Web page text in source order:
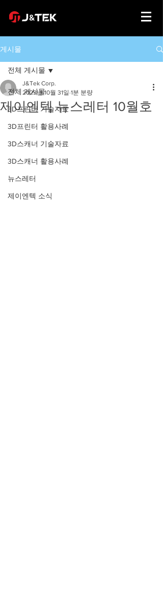
게시물
전체 게시물
3D프린터 기술자료
3D프린터 활용사례
3D스캐너 기술자료
3D스캐너 활용사례
뉴스레터
제이엔텍 소식
전체 게시물
제이엔텍 뉴스레터 10월호
J&Tek Corp.
2023년 10월 31일 1분 분량